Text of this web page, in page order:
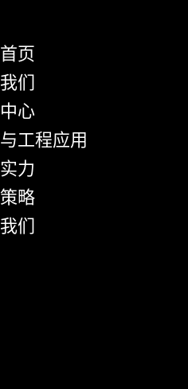
页
们
心
工程应用
力
略
们